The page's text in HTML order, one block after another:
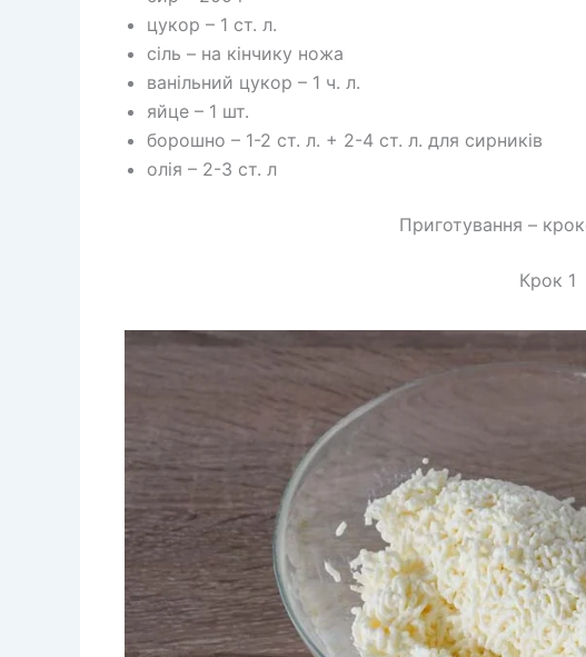
цукор – 1 ст. л.
сіль – на кінчику ножа
ванільний цукор – 1 ч. л.
яйце – 1 шт.
борошно – 1-2 ст. л. + 2-4 ст. л. для сирників
олія – 2-3 ст. л
Приготування –
Крок 1